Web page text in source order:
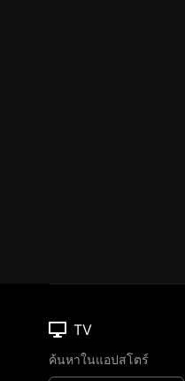
TV
ค้นหาในแอปสโตร์